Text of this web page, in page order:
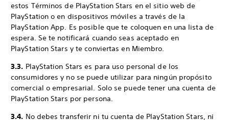
estos Términos de PlayStation Stars en el sitio web de
PlayStation o en dispositivos móviles a través de la
PlayStation App. Es posible que te coloquen en una lista de
espera. Se te notificará cuando seas aceptado en
PlayStation Stars y te conviertas en Miembro.
3.3. PlayStation Stars es para uso personal de los
consumidores y no se puede utilizar para ningún propósito
comercial o empresarial. Solo se puede tener una cuenta de
PlayStation Stars por persona.
3.4. No debes transferir ni tu cuenta de PlayStation Stars, ni